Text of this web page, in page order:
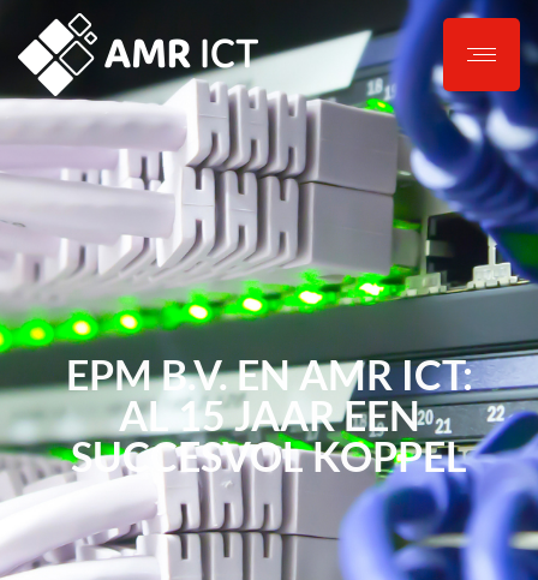
EPM B.V. EN AMR ICT:
AL 15 JAAR EEN
SUCCESVOL KOPPEL